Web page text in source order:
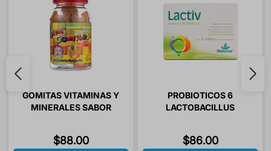
GOMITAS VITAMINAS Y
MINERALES SABOR
GOMITAS
$88.00
PROBIOTICOS 6
LACTOBACILLUS
$86.00